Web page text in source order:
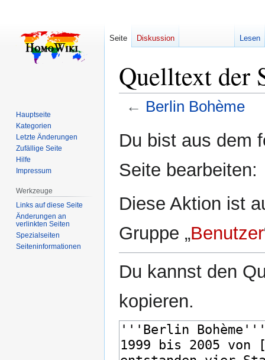
Quelltext der
← Berlin Bohème
Navigation
Suche
Du bist aus dem
Seite bearbeiten:
Diese Aktion ist
Gruppe „Benutzer
Du kannst den
kopieren.
Seite Diskussion Lesen
Hauptseite
Kategorien
Letzte Änderungen
Zufällige Seite
Hilfe
Impressum
Werkzeuge
Links auf diese Seite
Änderungen an
verlinkten Seiten
Spezialseiten
Seiten­­informationen